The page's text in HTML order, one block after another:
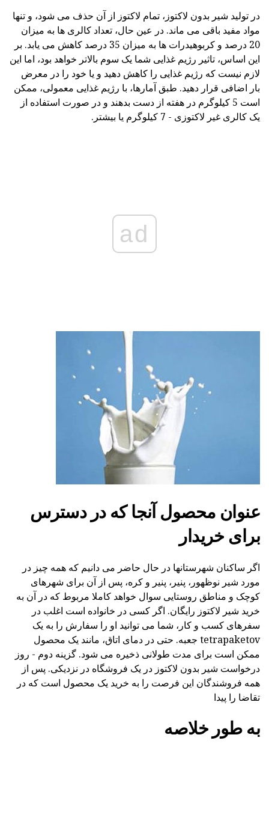
در تولید شیر بدون لاکتوز، تمام لاکتوز از آن حذف می شود، و تنها
مواد مفید باقی می ماند. در عین حال، تعداد کالری ها به میزان
20 درصد و کربوهیدرات ها به میزان 35 درصد کاهش می یابد. بر
این اساس، تاثیر رژیم غذایی شما یک سوم بالاتر خواهد بود، اما این
لازم نیست که رژیم غذایی را کاهش دهید و یا خود را در معرض
بار اضافی قرار دهید. طبق آمارها، با رژیم غذایی معمولی، ممکن
است 5 کیلوگرم در هفته از دست بدهند و در صورت استفاده از
یک کالری غیر لاکتوزی - 7 کیلوگرم یا بیشتر.
ad
عنوان محصول آنجا که در دسترس
برای خریدار
اگر ساکنان شهرستانها در حال حاضر می دانیم که همه چیز در
مورد شیر نوظهور، پنیر، پنیر و کره، پس از آن برای شهرهای
کوچک و مناطق روستایی سوال خواهد کاملا مربوط که در آن به
خرید شیر لاکتوز رایگان. اگر کسی در خانواده است اغلب در
سفرهای کسب و کار، شما می توانید او را سفارش را به یک
tetrapaketov جعبه. حتی در دمای اتاق، مانند یک محصول
ممکن است برای مدت طولانی ذخیره می شود. گزینه دوم - روز
درخواست شیر بدون لاکتوز در یک فروشگاه در نزدیکی. پس از
همه فروشندگان این فرصت را به خرید یک محصول است که در
تقاضا را پیدا
به طور خلاصه